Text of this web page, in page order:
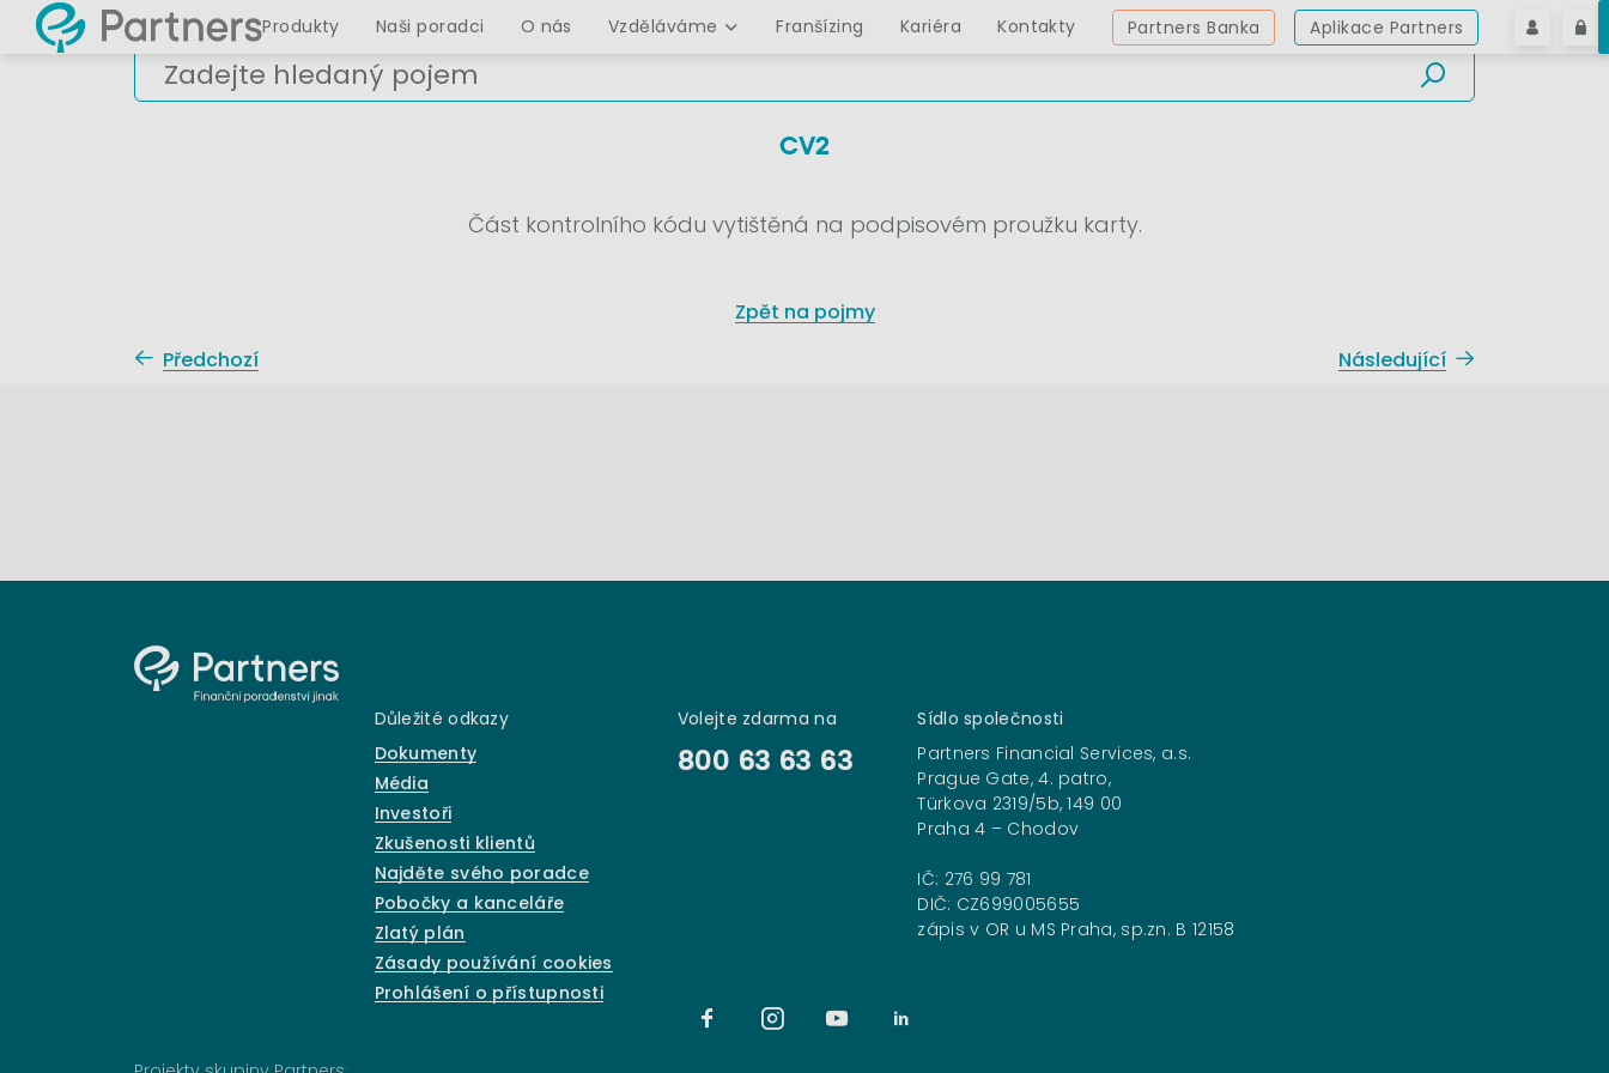
Produkty Naši poradci O nás Vzděláváme Franšízing Kariéra Kontakty Partners Banka Aplikace Partners
CV2
Část kontrolního kódu vytištěná na podpisovém proužku karty.
Zpět na pojmy
Předchozí
Následující
Důležité odkazy
Dokumenty
Média
Investoři
Zkušenosti klientů
Najděte svého poradce
Pobočky a kanceláře
Zlatý plán
Zásady používání cookies
Prohlášení o přístupnosti
Volejte zdarma na
800 63 63 63
Sídlo společnosti
Partners Financial Services, a.s.
Prague Gate, 4. patro,
Türkova 2319/5b, 149 00
Praha 4 – Chodov
IČ: 276 99 781
DIČ: CZ699005655
zápis v OR u MS Praha, sp.zn. B 12158